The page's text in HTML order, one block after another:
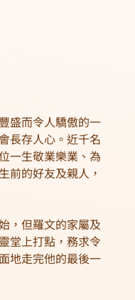
盛而令人驕傲的一
長存人心。近千名
一生敬業樂業、為
前的好友及親人，
，但羅文的家屬及
堂上打點，務求令
地走完他的最後一